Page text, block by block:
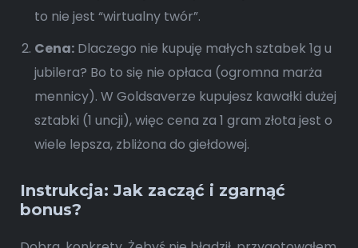
to nie jest “wirtualny twór”.
Cena: Dlaczego nie kupuję małych sztabek 1g u
jubilera? Bo to się nie opłaca (ogromna marża
mennicy). W Goldsaverze kupujesz kawałki dużej
sztabki (1 uncji), więc cena za 1 gram złota jest o
wiele lepsza, zbliżona do giełdowej.
Instrukcja: Jak zacząć i zgarnąć
bonus?